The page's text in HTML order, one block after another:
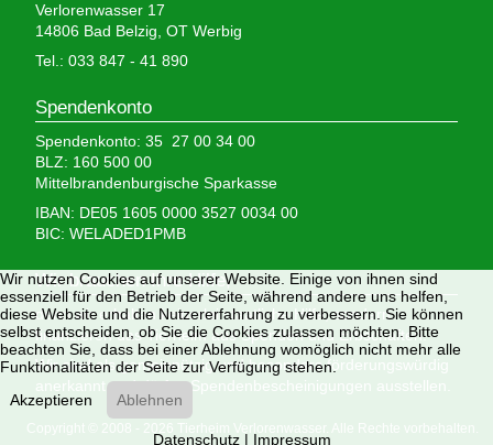
Verlorenwasser 17
14806 Bad Belzig, OT Werbig
Tel.: 033 847 - 41 890
Spendenkonto
Spendenkonto: 35 27 00 34 00
BLZ: 160 500 00
Mittelbrandenburgische Sparkasse
IBAN: DE05 1605 0000 3527 0034 00
BIC: WELADED1PMB
Wir brauchen Ihre Hilfe,
denn wir erhalten keinerlei staatliche Hilfe, sondern
finanzieren das Tierheim aus Spenden und Erbschaften.
Wir sind als gemeinnützig und besonders förderungswürdig
anerkannt und dürfen Spendenbescheinigungen ausstellen.
Copyright © 2008 - 2026 Tierheim Verlorenwasser. Alle Rechte vorbehalten.
Wir nutzen Cookies auf unserer Website. Einige von ihnen sind
essenziell für den Betrieb der Seite, während andere uns helfen,
diese Website und die Nutzererfahrung zu verbessern. Sie können
selbst entscheiden, ob Sie die Cookies zulassen möchten. Bitte
beachten Sie, dass bei einer Ablehnung womöglich nicht mehr alle
Funktionalitäten der Seite zur Verfügung stehen.
Akzeptieren
Ablehnen
Datenschutz| Impressum